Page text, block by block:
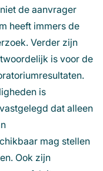
de aanvrager
heeft immers de
Verder zijn
is voor de
is
dat alleen
mag stellen
Ook zijn